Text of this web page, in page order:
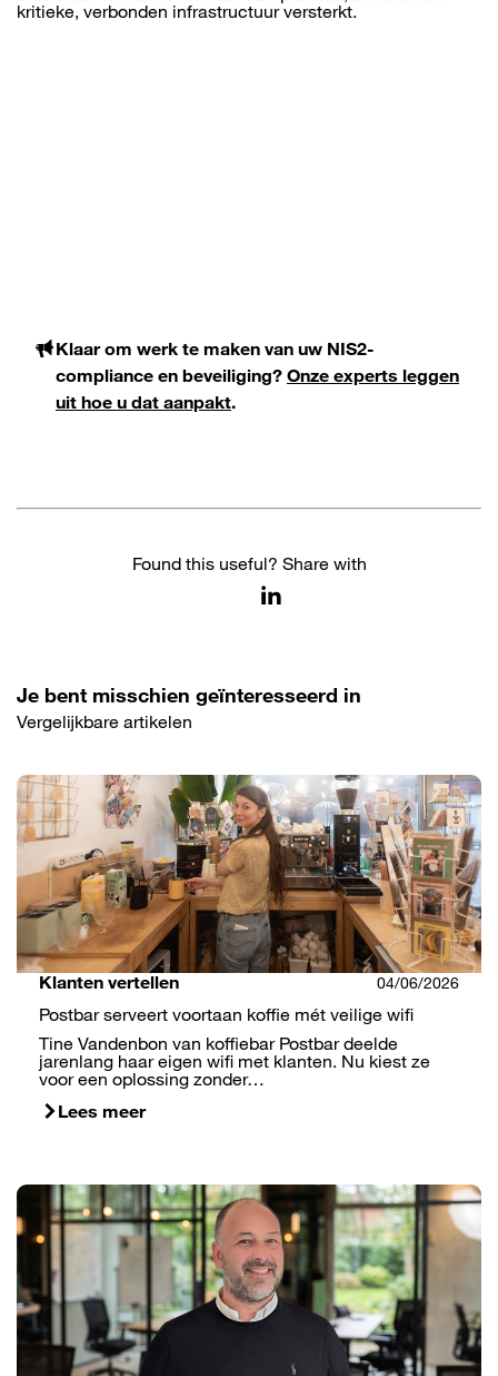
kritieke, verbonden infrastructuur versterkt.
Klaar om werk te maken van uw NIS2-
compliance en beveiliging? Onze experts leggen
uit hoe u dat aanpakt.
Found this useful? Share with
Je bent misschien geïnteresseerd in
Vergelijkbare artikelen
Klanten vertellen 04/06/2026
Postbar serveert voortaan koffie mét veilige wifi
Tine Vandenbon van koffiebar Postbar deelde
jarenlang haar eigen wifi met klanten. Nu kiest ze
voor een oplossing zonder…
Lees meer